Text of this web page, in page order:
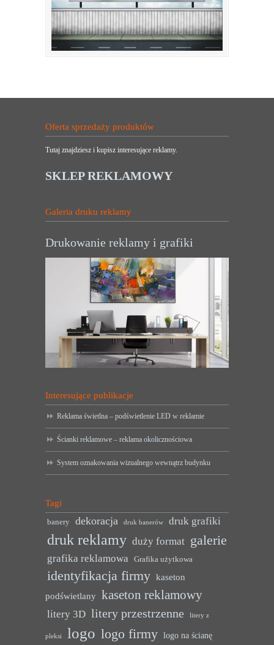
Oferta sprzedaży produktów
Tutaj znajdziesz i kupisz interesujące reklamy.
SKLEP REKLAMOWY
Galeria druku reklamy
Drukowanie reklamy i grafiki
Interesujące publikacje
Reklama świetlna – podświetlenie LED w reklamie
Ścianki reklamowe – reklama okolicznościowa
System oznakowania wizualnego wewnątrz budynku
Tagi
banery dekoracja druk banerów druk grafiki
druk reklamy duży format galerie
grafika reklamowa Grafika użytkowa
identyfikacja firmy kaseton
podświetlany kaseton reklamowy
litery 3D litery przestrzenne litery z
pleksi logo logo firmy logo na ścianę